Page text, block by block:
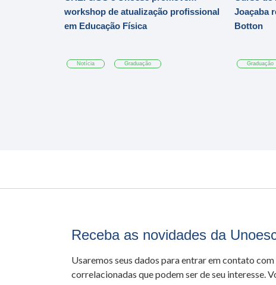
workshop de atualização profissional
em Educação Física
Notícia Graduação
Joaçaba
Botton
Graduação
Receba as novidades da
Usaremos seus dados para entrar em contato
correlacionadas que podem ser de seu interesse.